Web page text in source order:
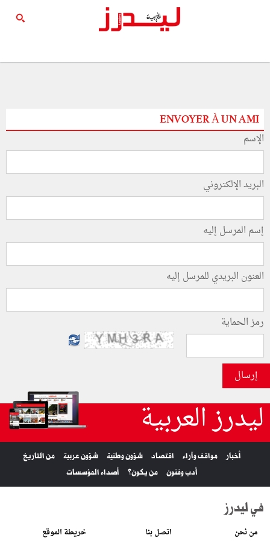
ENVOYER À UN AMI
الإسم
البريد الإلكتروني
إسم المرسل إليه
العنون البريدي للمرسل إليه
رمز الحماية
إرسال
ليدرز العربية
أخبار مواقف وآراء اقتصاد شؤون وطنية شؤون عربية
من التاريخ
أدب وفنون
من يكون؟ أصداء المؤسسات
في ليدرز
من نحن اتصل بنا خريطة الموقع